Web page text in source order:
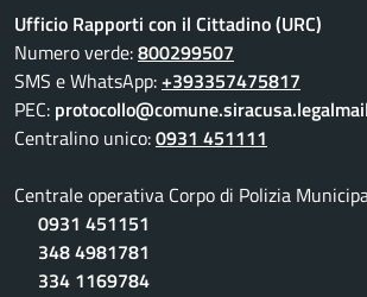
Ufficio Rapporti con il Cittadino (URC)
Numero verde:800299507
SMS e WhatsApp:+393357475817
PEC:
Centralino unico:0931 451111
Centrale operativa Corpo di Polizia
0931 451151
348 4981781
334 1169784